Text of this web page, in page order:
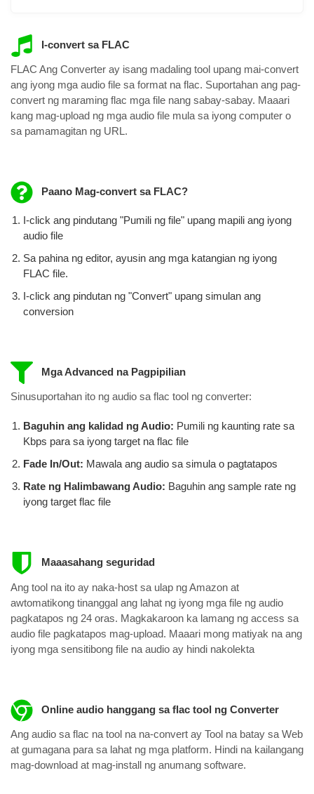
I-convert sa FLAC
FLAC Ang Converter ay isang madaling tool upang mai-convert
ang iyong mga audio file sa format na flac. Suportahan ang pag-
convert ng maraming flac mga file nang sabay-sabay. Maaari
kang mag-upload ng mga audio file mula sa iyong computer o
sa pamamagitan ng URL.
Paano Mag-convert sa FLAC?
I-click ang pindutang "Pumili ng file" upang mapili ang iyong
audio file
Sa pahina ng editor, ayusin ang mga katangian ng iyong
FLAC file.
I-click ang pindutan ng "Convert" upang simulan ang
conversion
Mga Advanced na Pagpipilian
Sinusuportahan ito ng audio sa flac tool ng converter:
Baguhin ang kalidad ng Audio: Pumili ng kaunting rate sa
Kbps para sa iyong target na flac file
Fade In/Out: Mawala ang audio sa simula o pagtatapos
Rate ng Halimbawang Audio: Baguhin ang sample rate ng
iyong target flac file
Maaasahang seguridad
Ang tool na ito ay naka-host sa ulap ng Amazon at
awtomatikong tinanggal ang lahat ng iyong mga file ng audio
pagkatapos ng 24 oras. Magkakaroon ka lamang ng access sa
audio file pagkatapos mag-upload. Maaari mong matiyak na ang
iyong mga sensitibong file na audio ay hindi nakolekta
Online audio hanggang sa flac tool ng Converter
Ang audio sa flac na tool na na-convert ay Tool na batay sa Web
at gumagana para sa lahat ng mga platform. Hindi na kailangang
mag-download at mag-install ng anumang software.